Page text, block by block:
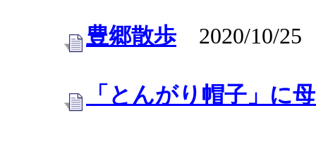
豊郷散歩 2020/10/25
「とんがり帽子」に